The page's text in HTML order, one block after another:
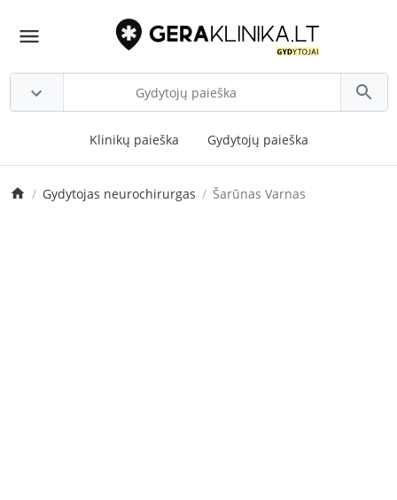
Klinikų paieška Gydytojų paieška
Gydytojas neurochirurgas Šarūnas Varnas